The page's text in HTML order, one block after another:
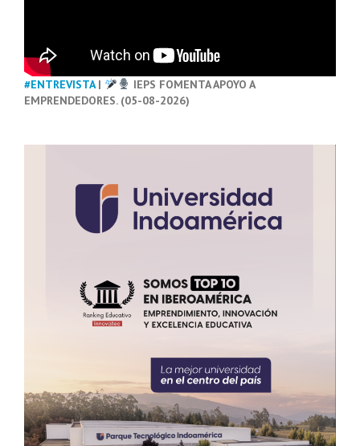
#ENTREVISTA|
IEPS FOMENTA APOYO A
EMPRENDEDORES. (05-08-2026)